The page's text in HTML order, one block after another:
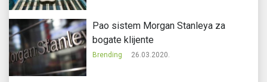
Pao sistem Morgan Stanleya za
bogate klijente
Brending 26.03.2020.